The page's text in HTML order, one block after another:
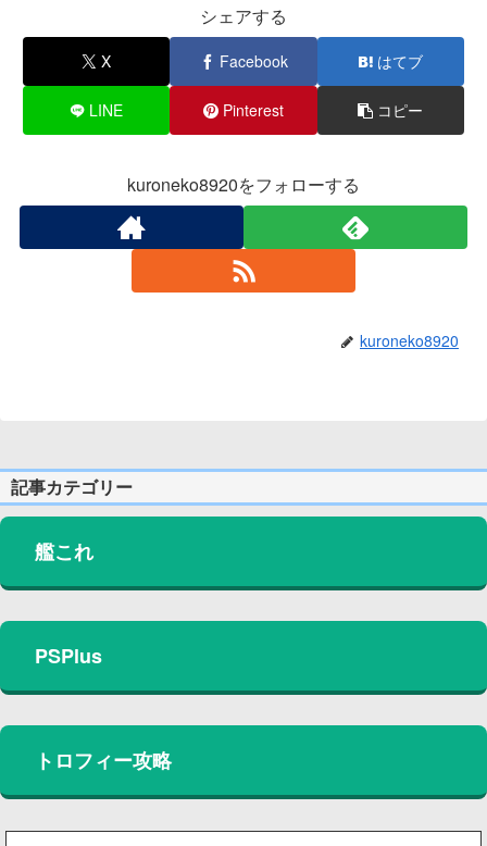
シェアする
X Facebook はてブ
LINE Pinterest コピー
kuroneko8920をフォローする
kuroneko8920
記事カテゴリー
艦これ
PSPlus
トロフィー攻略